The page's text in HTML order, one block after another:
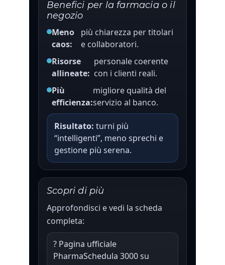
Benefici per la farmacia o il
negozio
Meno
caos:
più chiarezza per titolari
e collaboratori.
Risorse
allineate:
personale coerente
con i clienti reali.
Più
efficienza:
migliore qualità del
servizio al banco.
Risultato: turni più
“intelligenti”, meno sprechi e
gestione più serena.
Scopri di più
Approfondisci e vedi la scheda
completa:
? Pagina ufficiale
PharmaSchedula 3000 su